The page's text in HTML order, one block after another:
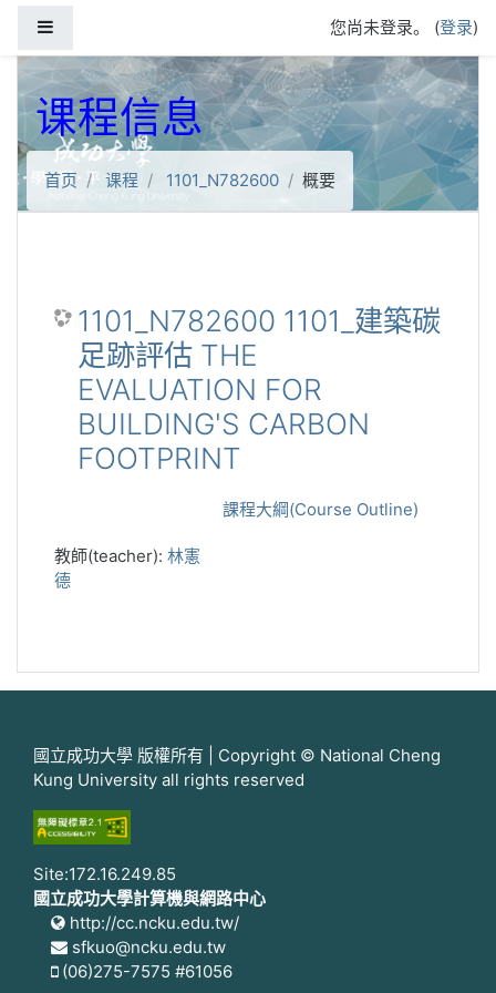
您尚未登录。 (登录)
课程信息
首页 课程 1101_N782600 概要
1101_N782600 1101_建築碳
足跡評估 THE
EVALUATION FOR
BUILDING'S CARBON
FOOTPRINT
課程大綱(Course Outline)
教師(teacher): 林憲
德
國立成功大學 版權所有 | Copyright © National Cheng
Kung University all rights reserved
Site:172.16.249.85
國立成功大學計算機與網路中心
http://cc.ncku.edu.tw/
sfkuo@ncku.edu.tw
(06)275-7575 #61056